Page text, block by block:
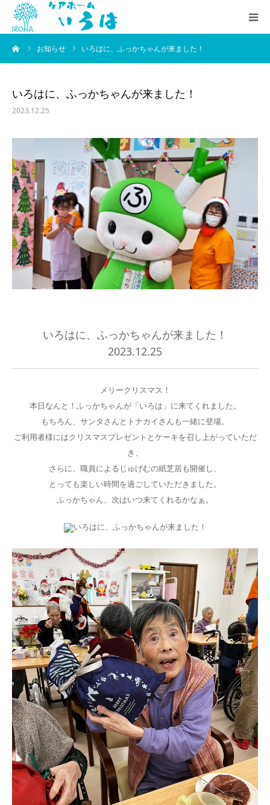
お知らせ いろはに、ふっかちゃんが来ました！
いろはに、ふっかちゃんが来ました！
2023.12.25
いろはに、ふっかちゃんが来ました！
2023.12.25
メリークリスマス！
本日なんと！ふっかちゃんが「いろは」に来てくれました。
もちろん、サンタさんとトナカイさんも一緒に登場。
ご利用者様にはクリスマスプレゼントとケーキを召し上がっていただ
き、
さらに、職員によるじゅげむの紙芝居も開催し、
とっても楽しい時間を過ごしていただきました。
ふっかちゃん、次はいつ来てくれるかなぁ。
いろはの想い
会社概要